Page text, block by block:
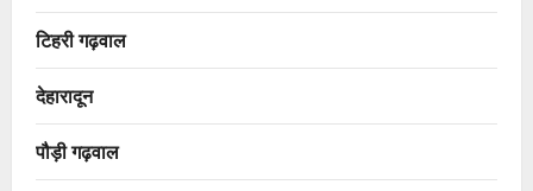
टिहरी गढ़वाल
देहारादून
पौड़ी गढ़वाल